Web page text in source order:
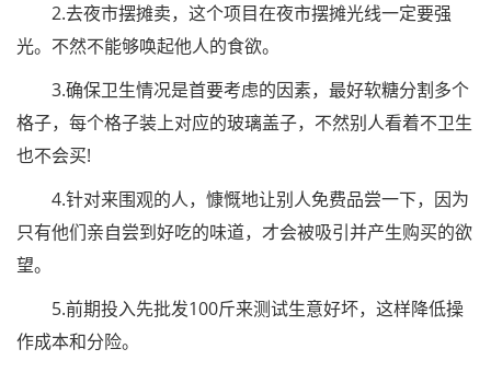
2.去夜市摆摊卖，这个项目在夜市摆摊光线一定要强
光。不然不能够唤起他人的食欲。
3.确保卫生情况是首要考虑的因素，最好软糖分割多个
格子，每个格子装上对应的玻璃盖子，不然别人看着不卫生
也不会买!
4.针对来围观的人，慷慨地让别人免费品尝一下，因为
只有他们亲自尝到好吃的味道，才会被吸引并产生购买的欲
望。
5.前期投入先批发100斤来测试生意好坏，这样降低操
作成本和分险。